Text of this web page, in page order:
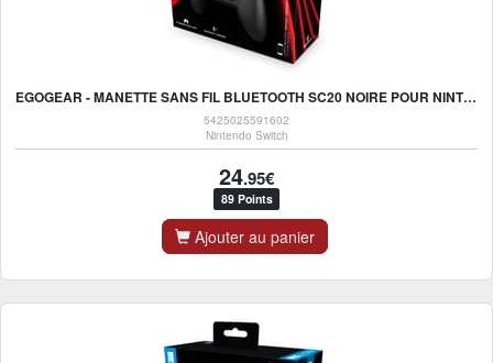
EGOGEAR - MANETTE SANS FIL BLUETOOTH SC20 NOIRE POUR NINTENDO SWITCH, SWITCH OLED, PS3 ET PC
5425025591602
Nintendo Switch
24.95€
89 Points
Ajouter au panier